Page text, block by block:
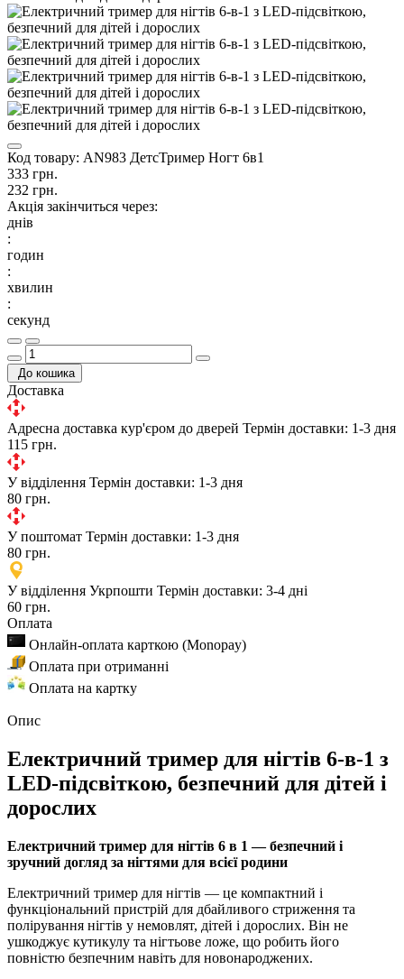
Код товару: AN983 ДетсТример Ногт 6в1
333 грн.
232 грн.
Акція закінчиться через:
днів
:
годин
:
хвилин
:
секунд
До кошика
Доставка
Адресна доставка кур'єром до дверей Термін доставки: 1-3 дня
115 грн.
У відділення Термін доставки: 1-3 дня
80 грн.
У поштомат Термін доставки: 1-3 дня
80 грн.
У відділення Укрпошти Термін доставки: 3-4 дні
60 грн.
Оплата
Онлайн-оплата карткою (Monopay)
Оплата при отриманні
Оплата на картку
Опис
Електричний тример для нігтів 6-в-1 з
LED-підсвіткою, безпечний для дітей і
дорослих
Електричний тример для нігтів 6 в 1 — безпечний і
зручний догляд за нігтями для всієї родини
Електричний тример для нігтів — це компактний і
функціональний пристрій для дбайливого стриження та
полірування нігтів у немовлят, дітей і дорослих. Він не
ушкоджує кутикулу та нігтьове ложе, що робить його
повністю безпечним навіть для новонароджених.